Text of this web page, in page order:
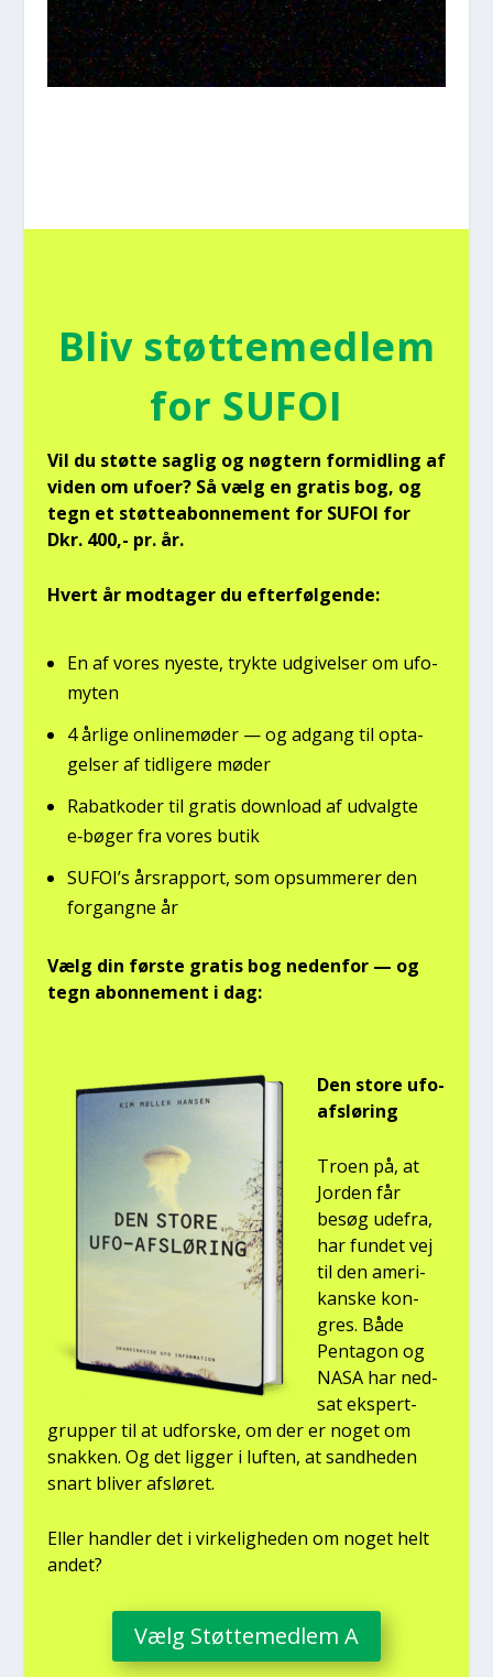
Bliv støt­te­med­lem
for SUFOI
Vil du støt­te sag­lig og nøg­tern for­mid­ling af
viden om ufo­er? Så vælg en gra­tis bog, og
tegn et støt­tea­bon­ne­ment for SUFOI for
Dkr. 400,- pr. år.
Hvert år mod­ta­ger du efter­føl­gen­de:
En af vores nye­ste, tryk­te udgi­vel­ser om ufo­
myten
4 årli­ge onli­ne­mø­der — og adgang til opta­
gel­ser af tid­li­ge­re møder
Rabat­ko­der til gra­tis down­lo­ad af udvalg­te
e‑bøger fra vores butik
SUFOI’s års­rap­port, som opsum­me­rer den
for­gang­ne år
Vælg din før­ste gra­tis bog neden­for — og
tegn abon­ne­ment i dag:
Den sto­re ufo-
afslø­ring
Tro­en på, at
Jor­den får
besøg ude­fra,
har fun­det vej
til den ame­ri­
kan­ske kon­
gres. Både
Pen­ta­gon og
NASA har ned­
sat eks­pert­
grup­per til at udfor­ske, om der er noget om
snak­ken. Og det lig­ger i luf­ten, at sand­he­den
snart bli­ver afslø­ret.
Eller hand­ler det i vir­ke­lig­he­den om noget helt
andet?
Vælg Støt­te­med­lem A